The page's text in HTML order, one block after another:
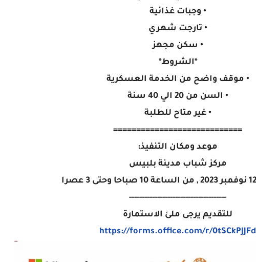
• وجبات غذائية
• تارجت شهري
• سكن مجهز
*الشروط*
• موقف واضح من الخدمة العسكرية
• السن من 20 الي 40 سنة
• غير متاح للطلبة
============================
موعد ومكان التنفيذ:
مركز شباب مدينة بلبيس
--------------------------------------
للتقديم يرجى ملئ الاستمارة
https://forms.office.com/r/0tSCkPJJFd